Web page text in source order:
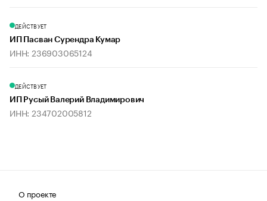
ДЕЙСТВУЕТ
ИП Пасван Сурендра Кумар
ИНН: 236903065124
ДЕЙСТВУЕТ
ИП Русый Валерий Владимирович
ИНН: 234702005812
О проекте